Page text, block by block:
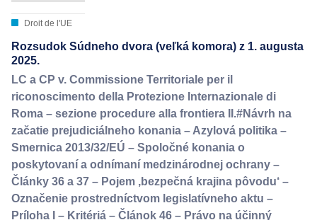
Droit de l'UE
Rozsudok Súdneho dvora (veľká komora) z 1. augusta
2025.
LC a CP v. Commissione Territoriale per il
riconoscimento della Protezione Internazionale di
Roma – sezione procedure alla frontiera II.#Návrh na
začatie prejudiciálneho konania – Azylová politika –
Smernica 2013/32/EÚ – Spoločné konania o
poskytovaní a odnímaní medzinárodnej ochrany –
Články 36 a 37 – Pojem ‚bezpečná krajina pôvodu‘ –
Označenie prostredníctvom legislatívneho aktu –
Príloha I – Kritériá – Článok 46 – Právo na účinný